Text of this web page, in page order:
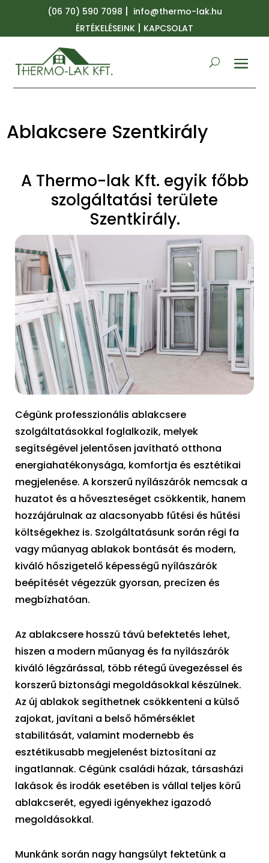
(06 70) 590 7098 | info@thermo-lak.hu
ÉRTÉKELÉSEINK | KAPCSOLAT
Ablakcsere Szentkirály
A Thermo-lak Kft. egyik főbb
szolgáltatási területe
Szentkirály.
Cégünk professzionális ablakcsere
szolgáltatásokkal foglalkozik, melyek
segítségével jelentősen javítható otthona
energiahatékonysága, komfortja és esztétikai
megjelenése. A korszerű nyílászárók nemcsak a
huzatot és a hőveszteséget csökkentik, hanem
hozzájárulnak az alacsonyabb fűtési és hűtési
költségekhez is. Szolgáltatásunk során régi fa
vagy műanyag ablakok bontását és modern,
kiváló hőszigetelő képességű nyílászárók
beépítését végezzük gyorsan, precízen és
megbízhatóan.
Az ablakcsere hosszú távú befektetés lehet,
hiszen a modern műanyag és fa nyílászárók
kiváló légzárással, több rétegű üvegezéssel és
korszerű biztonsági megoldásokkal készülnek.
Az új ablakok segíthetnek csökkenteni a külső
zajokat, javítani a belső hőmérséklet
stabilitását, valamint modernebb és
esztétikusabb megjelenést biztosítani az
ingatlannak. Cégünk családi házak, társasházi
lakások és irodák esetében is vállal teljes körű
ablakcserét, egyedi igényekhez igazodó
megoldásokkal.
Munkánk során nagy hangsúlyt fektetünk a